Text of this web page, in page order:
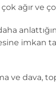
ağır ve
imkan
ve dava,